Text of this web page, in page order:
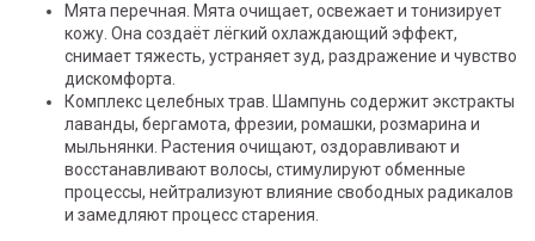
Мята перечная. Мята очищает, освежает и тонизирует
кожу. Она создаёт лёгкий охлаждающий эффект,
снимает тяжесть, устраняет зуд, раздражение и чувство
дискомфорта.
Комплекс целебных трав. Шампунь содержит экстракты
лаванды, бергамота, фрезии, ромашки, розмарина и
мыльнянки. Растения очищают, оздоравливают и
восстанавливают волосы, стимулируют обменные
процессы, нейтрализуют влияние свободных радикалов
и замедляют процесс старения.